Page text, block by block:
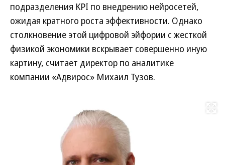
подразделения KPI по внедрению нейросетей,
ожидая кратного роста эффективности. Однако
столкновение этой цифровой эйфории с жесткой
физикой экономики вскрывает совершенно иную
картину, считает директор по аналитике
компании «Адвирос» Михаил Тузов.